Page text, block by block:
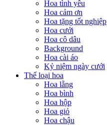
Hoa tình yêu
Hoa cảm ơn
Hoa tặng tốt nghiệp
Hoa cưới
Hoa cô dâu
Background
Hoa cài áo
Kỷ niệm ngày cưới
Thể loại hoa
Hoa lẵng
Hoa bình
Hoa hộp
Hoa giỏ
Hoa chậu